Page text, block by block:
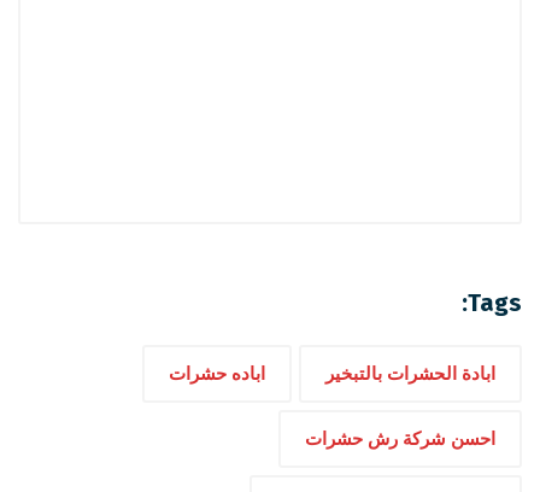
Tags:
ابادة الحشرات بالتبخير اباده حشرات
احسن شركة رش حشرات